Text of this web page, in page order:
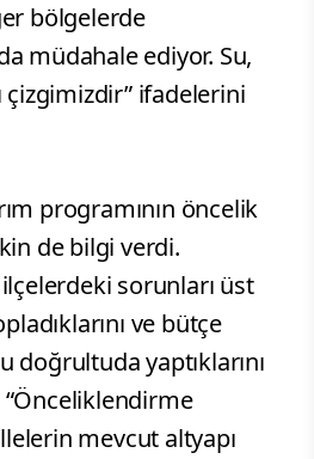
bölgelerde
müdahale ediyor. Su,
çizgimizdir” ifadelerini
programının öncelik
de bilgi verdi.
sorunları üst
ve bütçe
doğrultuda yaptıklarını
mevcut altyapı